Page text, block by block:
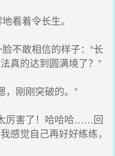
看着令长生。
不敢相信的样子：“长
真的达到圆满境了？”
刚刚突破的。”
厉害了！哈哈哈……回
感觉自己再好好练练，